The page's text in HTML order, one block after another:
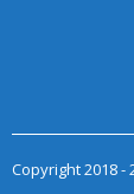
Copyright 2018 -